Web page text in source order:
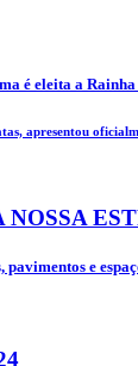
é eleita a
apresentou
NOSSA
pavimentos e